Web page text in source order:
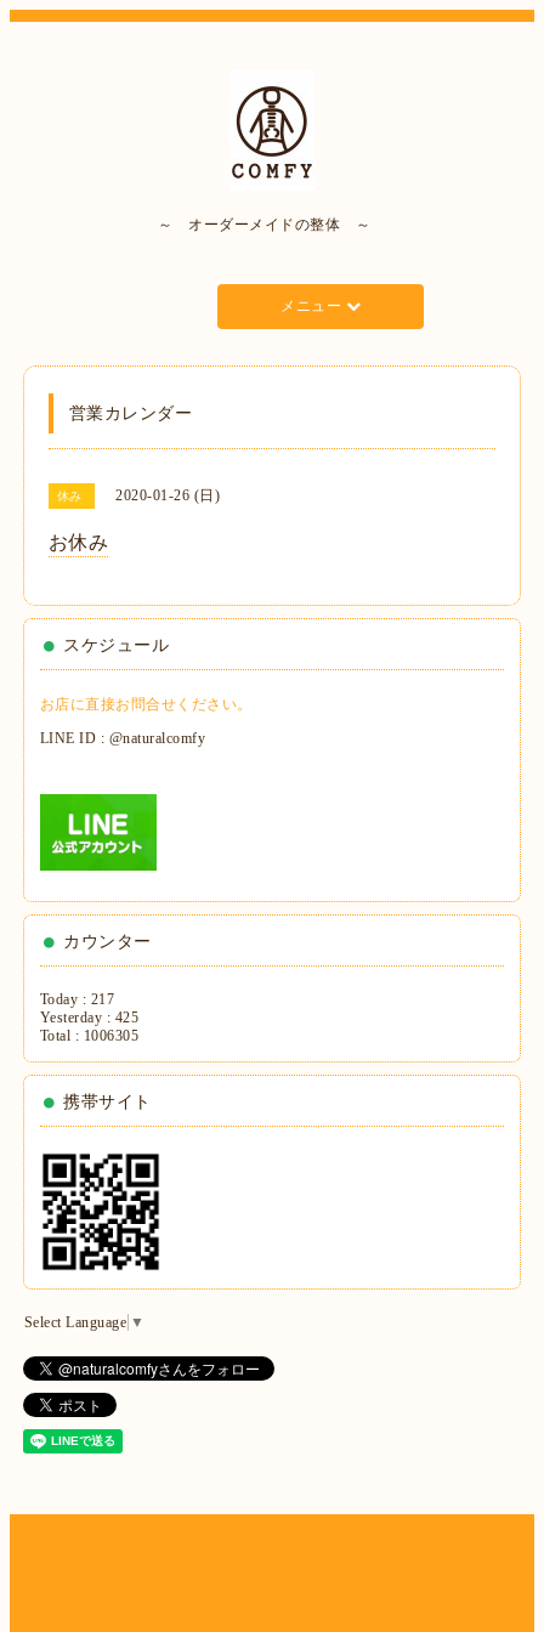
～ オーダーメイドの整体 ～
メニュー
営業カレンダー
休み 2020-01-26 (日)
お休み
スケジュール
お店に直接お問合せください。
LINE ID : @naturalcomfy
カウンター
Today : 217
Yesterday : 425
Total : 1006305
携帯サイト
Select Language ▼